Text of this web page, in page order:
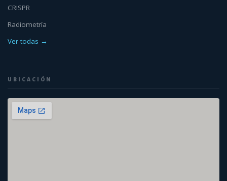
CRISPR
Radiometría
Ver todas →
UBICACIÓN